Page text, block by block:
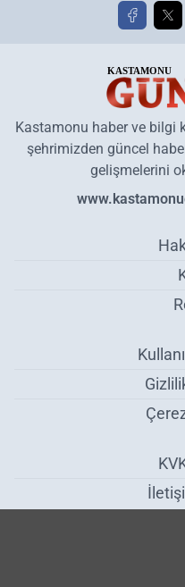
Kastamonu haber ve bilgi
şehrimizden güncel
gelişmelerini